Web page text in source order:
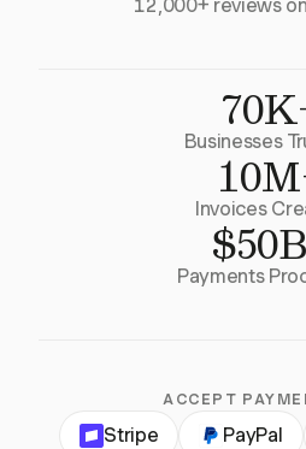
12,000+ reviews
Businesses
Invoices
Payments
ACCEPT
Stripe PayPal